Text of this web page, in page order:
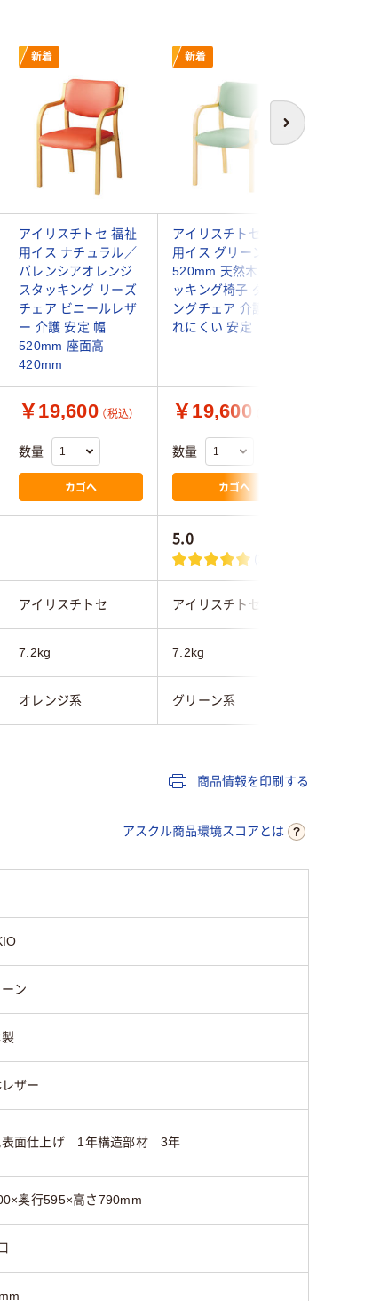
次へ
新着 新着
アイリスチトセ 福祉
用イス ナチュラル／
バレンシアオレンジ
スタッキング リーズ
チェア ビニールレザ
ー 介護 安定 幅
520mm 座面高
420mm
アイリスチトセ 福祉
用イス グリーン幅
520mm 天然木 スタ
ッキング椅子 ダイニ
ングチェア 介護用 疲
れにくい 安定
￥19,600 （税込）
数量
カゴへ
￥19,600
数量
カゴへ
5.0
(2)
アイリスチトセ アイリスチトセ
7.2kg 7.2kg
オレンジ系 グリーン系
商品情報を印刷する
アスクル商品環境スコアとは
ン
製
ザー
表面仕上げ 1年構造部材 3年
奥行595×高さ790mm